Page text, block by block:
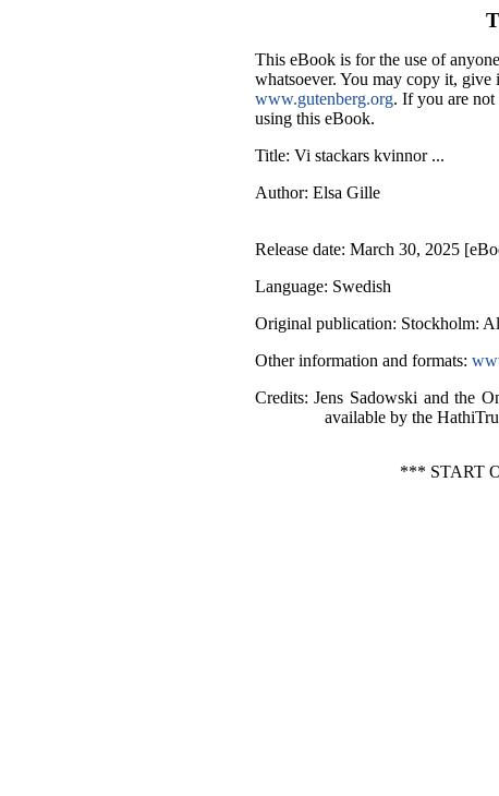
This eBook is for the use of
whatsoever. You may copy it,
www.gutenberg.org. If you are not
using this eBook.
Title: Vi stackars kvinnor ...
Author: Elsa Gille
Release date: March 30, 2025
Language: Swedish
Original publication: Stockholm:
Other information and formats:
Credits: Jens Sadowski and the
available by the
*** START